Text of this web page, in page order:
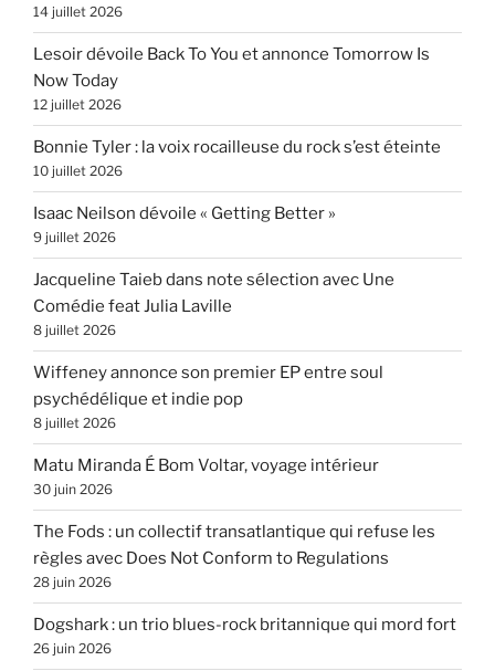
14 juillet 2026
Lesoir dévoile Back To You et annonce Tomorrow Is
Now Today
12 juillet 2026
Bonnie Tyler : la voix rocailleuse du rock s’est éteinte
10 juillet 2026
Isaac Neilson dévoile « Getting Better »
9 juillet 2026
Jacqueline Taieb dans note sélection avec Une
Comédie feat Julia Laville
8 juillet 2026
Wiffeney annonce son premier EP entre soul
psychédélique et indie pop
8 juillet 2026
Matu Miranda É Bom Voltar, voyage intérieur
30 juin 2026
The Fods : un collectif transatlantique qui refuse les
règles avec Does Not Conform to Regulations
28 juin 2026
Dogshark : un trio blues-rock britannique qui mord fort
26 juin 2026